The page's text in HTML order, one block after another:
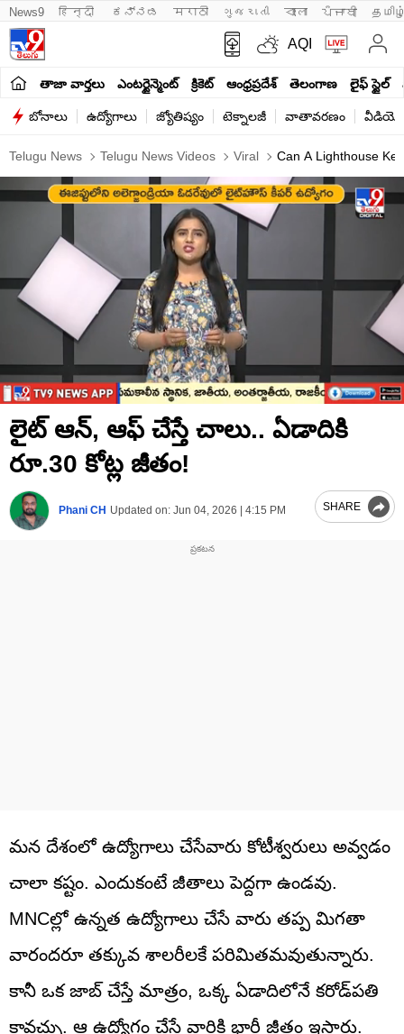
News9 हिन्दी ಕನ್ನಡ मराठी ગુજરાતી বাংলা ਪੰਜਾਬੀ
AQI
తాజా వార్తలు ఎంటర్టైన్మెంట్ క్రికెట్ ఆంధ్రప్రదేశ్ తెలంగాణ లైఫ్ స్టైల్
బోనాలు ఉద్యోగాలు జ్యోతిష్యం టెక్నాలజీ వాతావరణం
Telugu News Telugu News Videos Viral Can A Lighthouse
of
minutes,
25
లైట్ ఆన్, ఆఫ్ చేస్తే చాలు.. ఏడాదికి
రూ.30 కోట్ల జీతం!
Phani CH Updated on: Jun 04, 2026 | 4:15 PM SHARE
మన దేశంలో ఉద్యోగాలు చేసేవారు కోటీశ్వరులు అవ్వడం
చాలా కష్టం. ఎందుకంటే జీతాలు పెద్దగా ఉండవు.
MNCల్లో ఉన్నత ఉద్యోగాలు చేసే వారు తప్ప మిగతా
వారందరూ తక్కువ శాలరీలకే పరిమితమవుతున్నారు.
కానీ ఒక జాబ్ చేస్తే మాత్రం, ఒక్క ఏడాదిలోనే కరోడ్‌పతి
కావచ్చు. ఆ ఉద్యోగం చేసే వారికి భారీ జీతం ఇస్తారు.